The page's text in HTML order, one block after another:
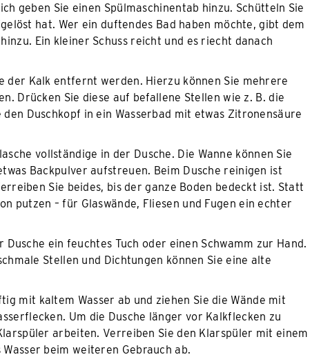
geben Sie einen Spülmaschinentab hinzu. Schütteln Sie
hat. Wer ein duftendes Bad haben möchte, gibt dem
Ein kleiner Schuss reicht und es riecht danach
der Kalk entfernt werden. Hierzu können Sie mehrere
Drücken Sie diese auf befallene Stellen wie z. B. die
Duschkopf in ein Wasserbad mit etwas Zitronensäure
vollständige in der Dusche. Die Wanne können Sie
Backpulver aufstreuen. Beim Dusche reinigen ist
Sie beides, bis der ganze Boden bedeckt ist. Statt
putzen – für Glaswände, Fliesen und Fugen ein echter
Dusche ein feuchtes Tuch oder einen Schwamm zur Hand.
Stellen und Dichtungen können Sie eine alte
mit kaltem Wasser ab und ziehen Sie die Wände mit
Um die Dusche länger vor Kalkflecken zu
arbeiten. Verreiben Sie den Klarspüler mit einem
beim weiteren Gebrauch ab.